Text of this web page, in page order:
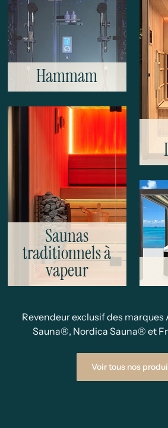
Hammam
Saunas
traditionnels à
vapeur
Revendeur exclusif des
Sauna®, Nordica Sauna® et
Voir tous nos